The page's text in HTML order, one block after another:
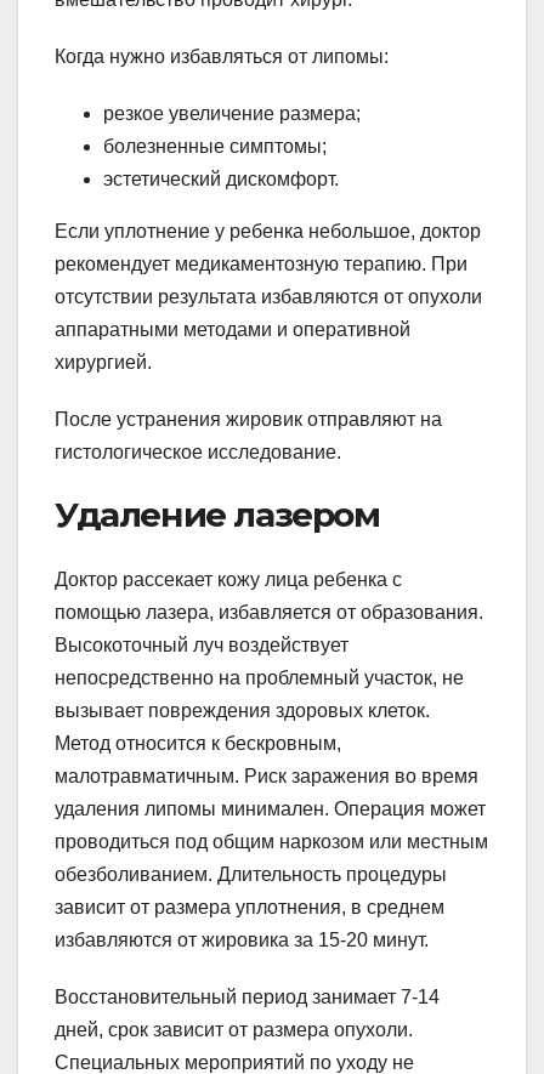
Когда нужно избавляться от липомы:
резкое увеличение размера;
болезненные симптомы;
эстетический дискомфорт.
Если уплотнение у ребенка небольшое, доктор
рекомендует медикаментозную терапию. При
отсутствии результата избавляются от опухоли
аппаратными методами и оперативной
хирургией.
После устранения жировик отправляют на
гистологическое исследование.
Удаление лазером
Доктор рассекает кожу лица ребенка с
помощью лазера, избавляется от образования.
Высокоточный луч воздействует
непосредственно на проблемный участок, не
вызывает повреждения здоровых клеток.
Метод относится к бескровным,
малотравматичным. Риск заражения во время
удаления липомы минимален. Операция может
проводиться под общим наркозом или местным
обезболиванием. Длительность процедуры
зависит от размера уплотнения, в среднем
избавляются от жировика за 15-20 минут.
Восстановительный период занимает 7-14
дней, срок зависит от размера опухоли.
Специальных мероприятий по уходу не